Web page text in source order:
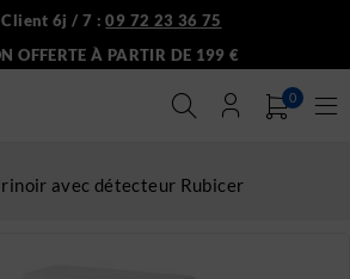
Client 6j / 7 :09 72 23 36 75
OFFERTE À PARTIR DE 199 €
0
avec détecteur Rubicer